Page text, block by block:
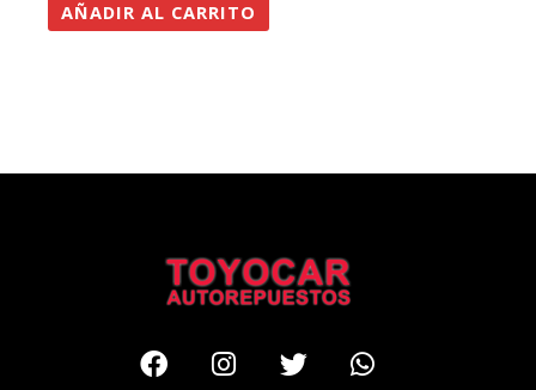
AÑADIR AL CARRITO
FacebookInstagram
TwitterWhatsapp